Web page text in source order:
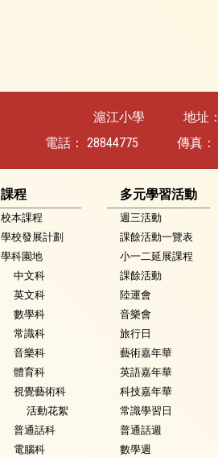
滬江小學 地址：
電話： 28844775 傳真：
課程
校本課程
學校發展計劃
學科園地
中文科
英文科
數學科
常識科
音樂科
體育科
視覺藝術科
活動花絮
普通話科
電腦科
多元學習活動
週三活動
課餘活動一覽表
小一二延展課程
課餘活動
陸運會
音樂會
旅行日
藝術嘉年華
英語嘉年華
科技嘉年華
常識學習日
普通話週
數學週